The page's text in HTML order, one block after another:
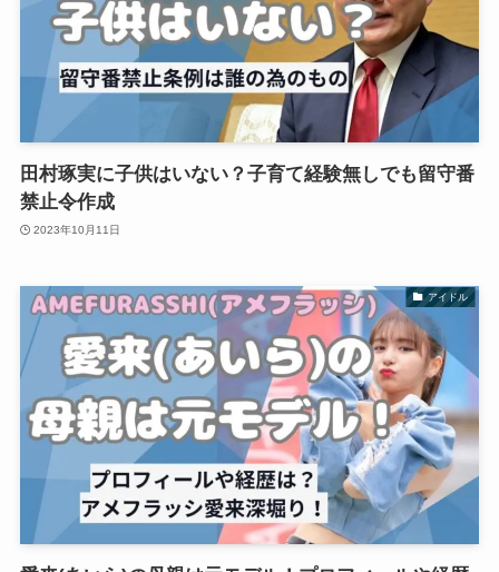
田村琢実に子供はいない？子育て経験無しでも留守番
禁止令作成
2023年10月11日
アイドル